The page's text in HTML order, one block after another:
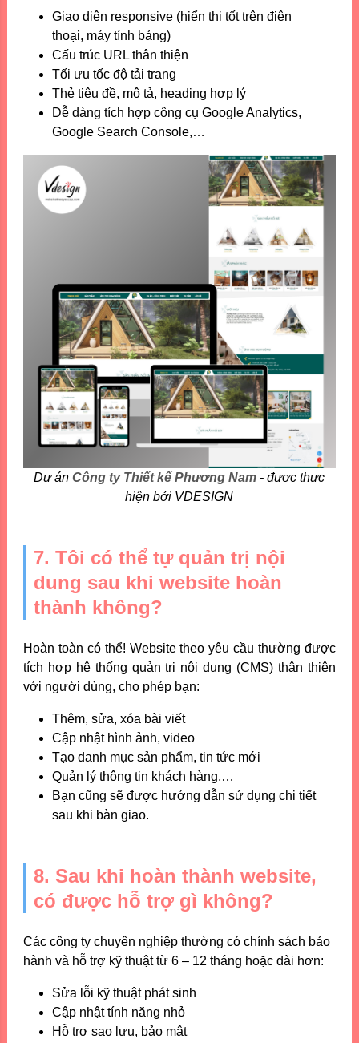
Giao diện responsive (hiển thị tốt trên điện
thoại, máy tính bảng)
Cấu trúc URL thân thiện
Tối ưu tốc độ tải trang
Thẻ tiêu đề, mô tả, heading hợp lý
Dễ dàng tích hợp công cụ Google Analytics,
Google Search Console,…
Dự ánCông ty Thiết kế Phương Nam - được thực
hiện bởi VDESIGN
7. Tôi có thể tự quản trị nội
dung sau khi website hoàn
thành không?
Hoàn toàn có thể! Website theo yêu cầu thường được
tích hợp hệ thống quản trị nội dung (CMS) thân thiện
với người dùng, cho phép bạn:
Thêm, sửa, xóa bài viết
Cập nhật hình ảnh, video
Tạo danh mục sản phẩm, tin tức mới
Quản lý thông tin khách hàng,…
Bạn cũng sẽ được hướng dẫn sử dụng chi tiết
sau khi bàn giao.
8. Sau khi hoàn thành website,
có được hỗ trợ gì không?
Các công ty chuyên nghiệp thường có chính sách bảo
hành và hỗ trợ kỹ thuật từ 6 – 12 tháng hoặc dài hơn:
Sửa lỗi kỹ thuật phát sinh
Cập nhật tính năng nhỏ
Hỗ trợ sao lưu, bảo mật